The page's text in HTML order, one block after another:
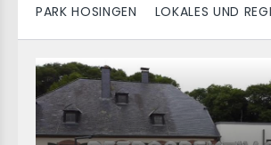
PARK HOSINGEN LOKALES UND